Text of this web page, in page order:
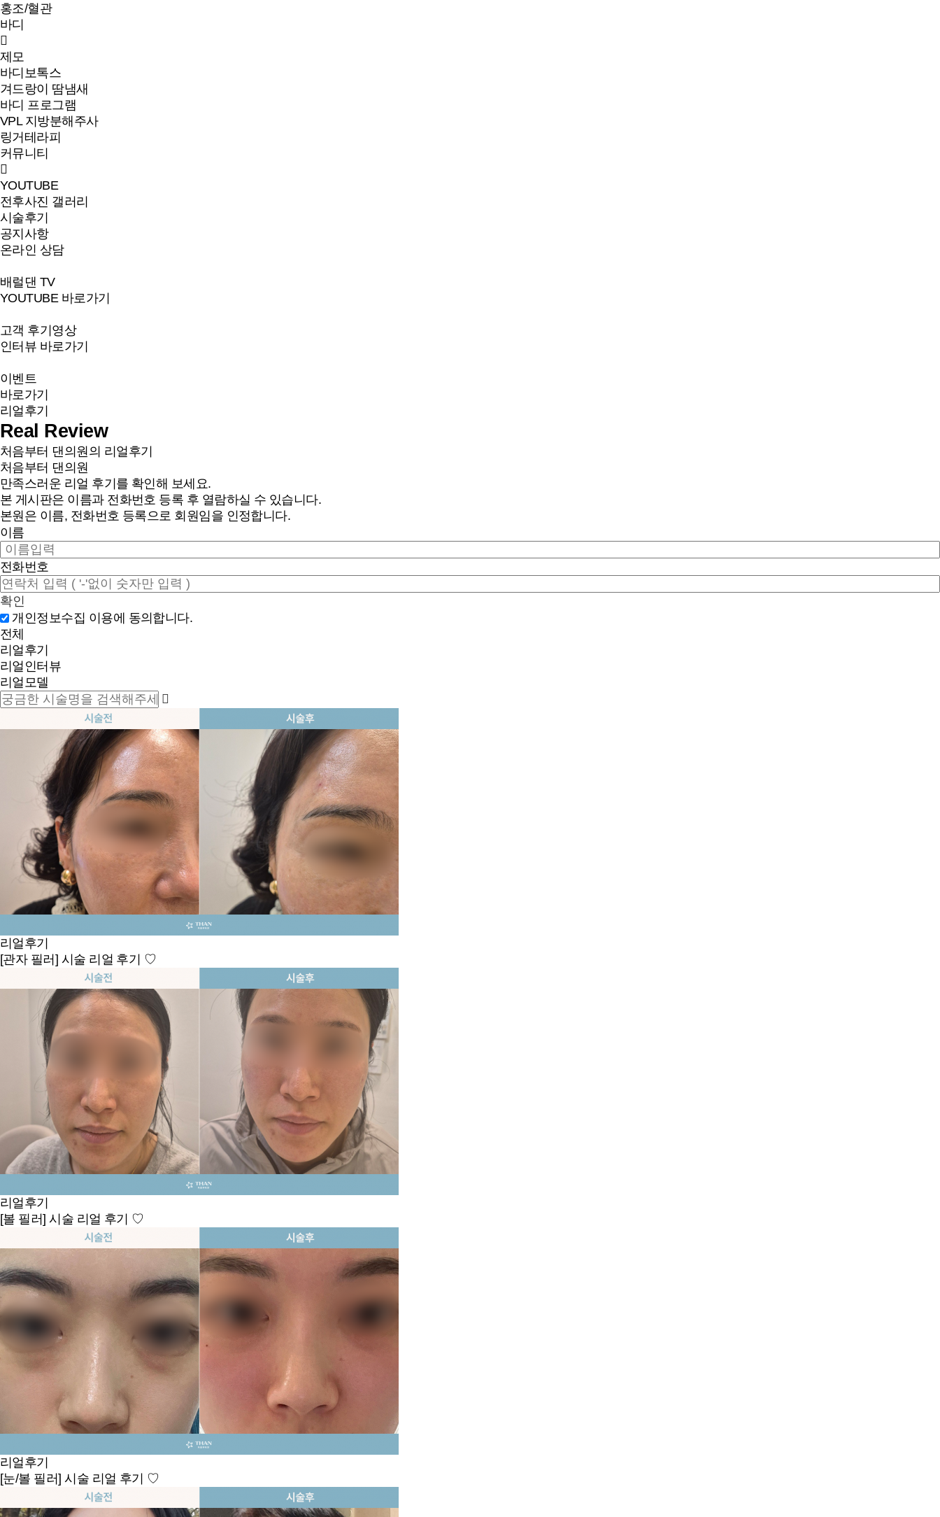
홍조/혈관
바디
제모
바디보톡스
겨드랑이 땀냄새
바디 프로그램
VPL 지방분해주사
링거테라피
커뮤니티
YOUTUBE
전후사진 갤러리
시술후기
공지사항
온라인 상담
배럴댄 TV
YOUTUBE 바로가기
고객 후기영상
인터뷰 바로가기
이벤트
바로가기
리얼후기
Real Review
처음부터 댄의원의 리얼후기
처음부터 댄의원
만족스러운 리얼 후기를 확인해 보세요.
본 게시판은 이름과 전화번호 등록 후 열람하실 수 있습니다.
본원은 이름, 전화번호 등록으로 회원임을 인정합니다.
이름
전화번호
확인
개인정보수집 이용에 동의합니다.
전체
리얼후기
리얼인터뷰
리얼모델
리얼후기
[관자 필러] 시술 리얼 후기 ♡
리얼후기
[볼 필러] 시술 리얼 후기 ♡
리얼후기
[눈/볼 필러] 시술 리얼 후기 ♡